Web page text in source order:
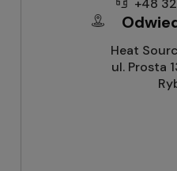
+48
Heat
ul. Prosta